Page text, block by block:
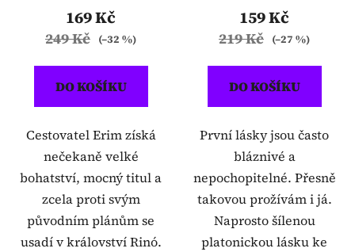
169 Kč
249 Kč (–32 %)
DO KOŠÍKU
Cestovatel Erim získá
nečekaně velké
bohatství, mocný titul a
zcela proti svým
původním plánům se
usadí v království Rinó.
159 Kč
219 Kč (–27 %)
DO KOŠÍKU
První lásky jsou často
bláznivé a
nepochopitelné. Přesně
takovou prožívám i já.
Naprosto šílenou
platonickou lásku ke